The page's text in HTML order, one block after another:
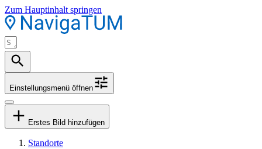
Zum Hauptinhalt springen
Einstellungsmenü öffnen
Erstes Bild hinzufügen
Standorte